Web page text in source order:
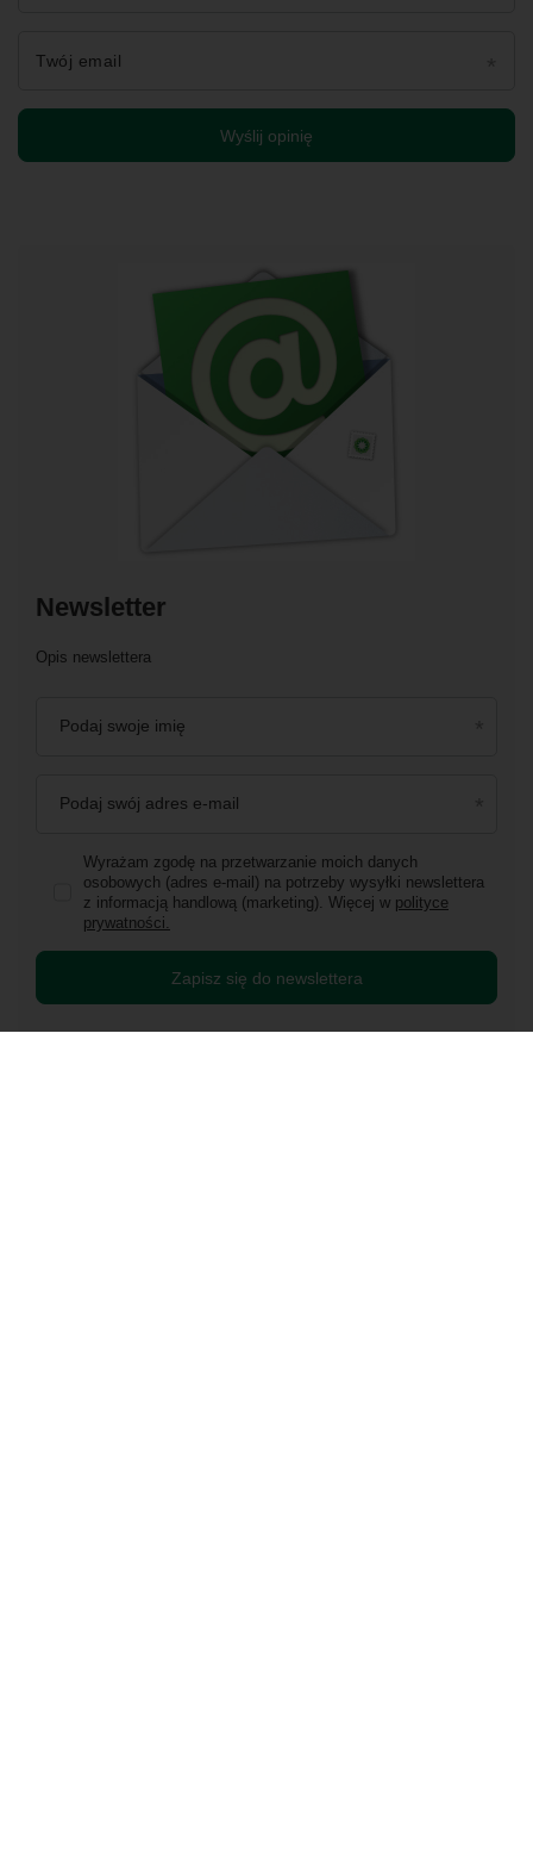
Twój email
Wyślij opinię
Newsletter
Opis newslettera
Podaj swoje imię
Podaj swój adres e-mail
Wyrażam zgodę na przetwarzanie moich danych
osobowych (adres e-mail) na potrzeby wysyłki newslettera
z informacją handlową (marketing). Więcej w polityce
prywatności.
Zapisz się do newslettera